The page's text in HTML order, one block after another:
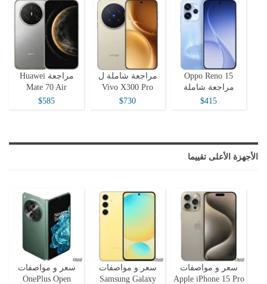
Oppo Reno 15
مراجعة شاملة
$415
مراجعة شاملة ل
Vivo X300 Pro
$730
مراجعة Huawei
Mate 70 Air
$585
الأجهزة الأعلى تقييما
سعر و مواصفات
Apple iPhone 15 Pro
سعر و مواصفات
Samsung Galaxy
سعر و مواصفات
OnePlus Open